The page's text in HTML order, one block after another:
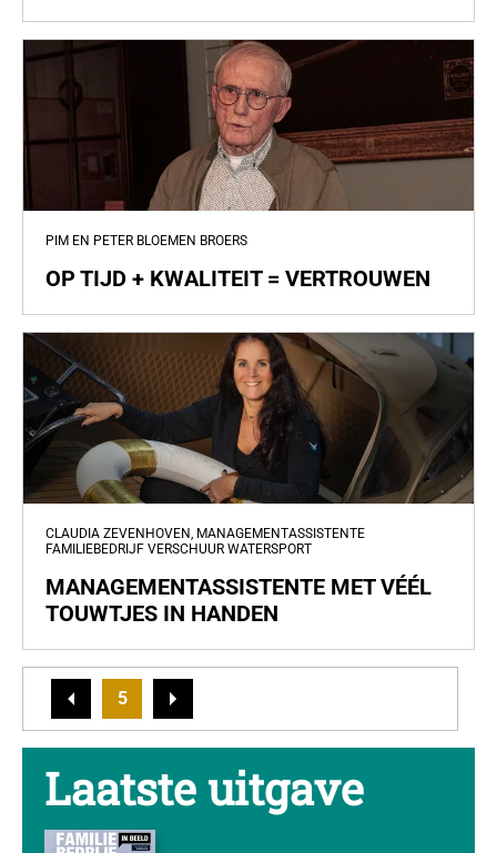
PIM EN PETER BLOEMEN BROERS
OP TIJD + KWALITEIT = VERTROUWEN
CLAUDIA ZEVENHOVEN, MANAGEMENTASSISTENTE
FAMILIEBEDRIJF VERSCHUUR WATERSPORT
MANAGEMENTASSISTENTE MET VÉÉL
TOUWTJES IN HANDEN
5
Laatste uitgave